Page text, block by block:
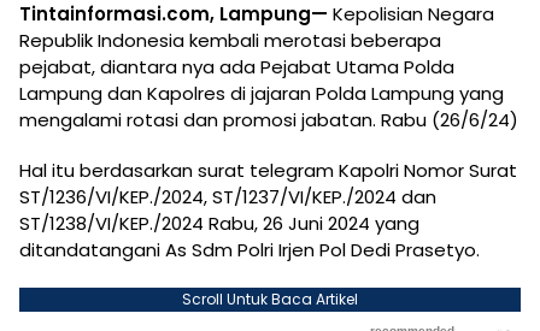
Tintainformasi.com, Lampung— Kepolisian Negara
Republik Indonesia kembali merotasi beberapa
pejabat, diantara nya ada Pejabat Utama Polda
Lampung dan Kapolres di jajaran Polda Lampung yang
mengalami rotasi dan promosi jabatan. Rabu (26/6/24)
Hal itu berdasarkan surat telegram Kapolri Nomor Surat
ST/1236/VI/KEP./2024, ST/1237/VI/KEP./2024 dan
ST/1238/VI/KEP./2024 Rabu, 26 Juni 2024 yang
ditandatangani As Sdm Polri Irjen Pol Dedi Prasetyo.
Scroll Untuk Baca Artikel